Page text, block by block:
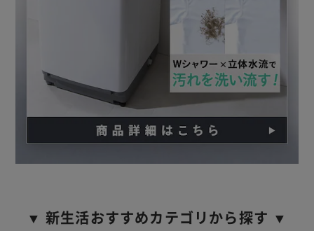
▼ 新生活おすすめカテゴリから探す ▼